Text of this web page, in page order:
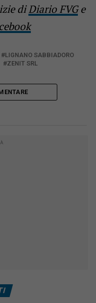
diDiario FVGe
LIGNANO SABBIADORO
ZENIT SRL